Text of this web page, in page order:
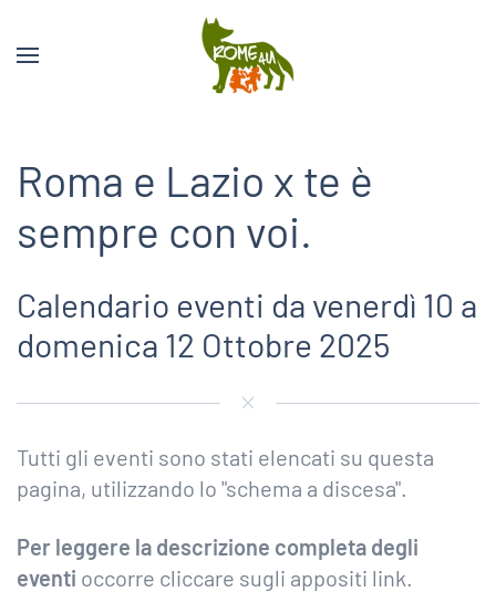
Roma e Lazio x te è
sempre con voi.
Calendario eventi da venerdì 10 a
domenica 12 Ottobre 2025
Tutti gli eventi sono stati elencati su questa
pagina, utilizzando lo "schema a discesa".
Per leggere la descrizione completa degli
eventi occorre cliccare sugli appositi link.